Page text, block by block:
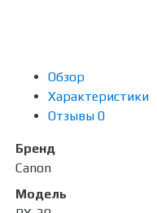
Обзор
Характеристики
Отзывы 0
Бренд
Canon
Модель